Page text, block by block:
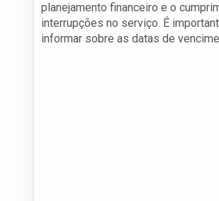
planejamento financeiro e o
interrupções no serviço. É
informar sobre as datas de